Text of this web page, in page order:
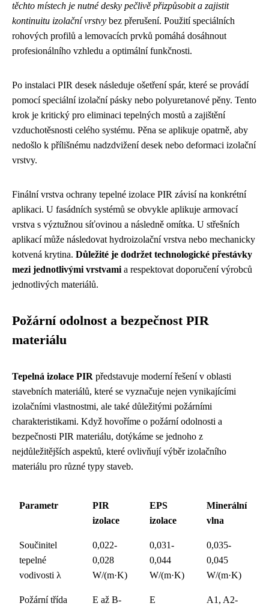
těchto místech je nutné desky pečlivě přizpůsobit a zajistit
kontinuitu izolační vrstvy bez přerušení. Použití speciálních
rohových profilů a lemovacích prvků pomáhá dosáhnout
profesionálního vzhledu a optimální funkčnosti.
Po instalaci PIR desek následuje ošetření spár, které se provádí
pomocí speciální izolační pásky nebo polyuretanové pěny. Tento
krok je kritický pro eliminaci tepelných mostů a zajištění
vzduchotěsnosti celého systému. Pěna se aplikuje opatrně, aby
nedošlo k přílišnému nadzdvižení desek nebo deformaci izolační
vrstvy.
Finální vrstva ochrany tepelné izolace PIR závisí na konkrétní
aplikaci. U fasádních systémů se obvykle aplikuje armovací
vrstva s výztužnou síťovinou a následně omítka. U střešních
aplikací může následovat hydroizolační vrstva nebo mechanicky
kotvená krytina. Důležité je dodržet technologické přestávky
mezi jednotlivými vrstvami a respektovat doporučení výrobců
jednotlivých materiálů.
Požární odolnost a bezpečnost PIR
materiálu
Tepelná izolace PIR představuje moderní řešení v oblasti
stavebních materiálů, které se vyznačuje nejen vynikajícími
izolačními vlastnostmi, ale také důležitými požárními
charakteristikami. Když hovoříme o požární odolnosti a
bezpečnosti PIR materiálu, dotýkáme se jednoho z
nejdůležitějších aspektů, které ovlivňují výběr izolačního
materiálu pro různé typy staveb.
Parametr
PIR
izolace
EPS
izolace
Minerální
vlna
Součinitel
tepelné
vodivosti λ
0,022-
0,028
W/(m·K)
0,031-
0,044
W/(m·K)
0,035-
0,045
W/(m·K)
Požární třída
E až B-
E
A1, A2-